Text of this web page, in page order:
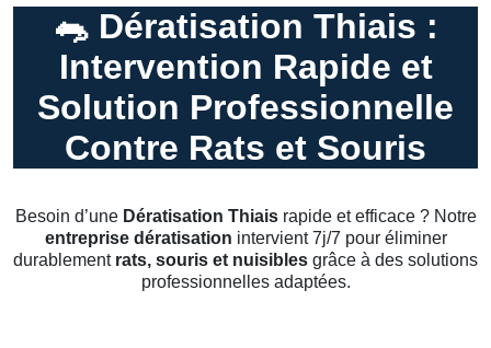
🐀Dératisation Thiais :
Intervention Rapide et
Solution Professionnelle
Contre Rats et Souris
Besoin d’une Dératisation Thiaisrapide et efficace ? Notre
entreprise dératisation intervient 7j/7 pour éliminer
durablement rats, souris et nuisibles grâce à des solutions
professionnelles adaptées.